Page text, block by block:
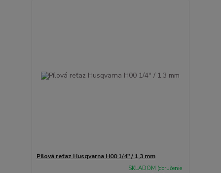
Pílová reťaz Husqvarna H00 1/4" / 1,3 mm
SKLADOM (doručenie